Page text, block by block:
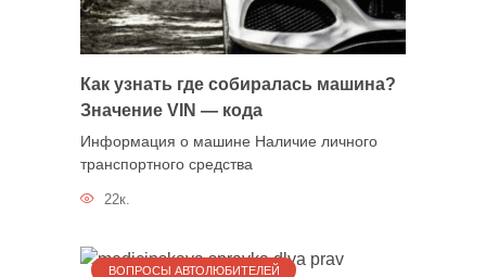
Как узнать где собиралась машина?
Значение VIN — кода
Информация о машине Наличие личного
транспортного средства
22к.
ВОПРОСЫ АВТОЛЮБИТЕЛЕЙ